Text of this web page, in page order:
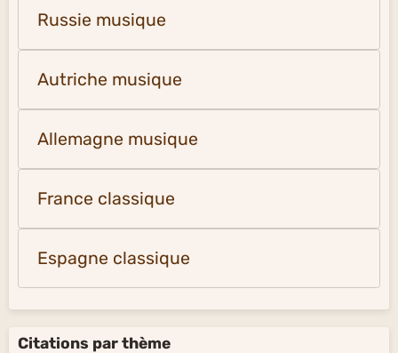
Russie musique
Autriche musique
Allemagne musique
France classique
Espagne classique
Citations par thème